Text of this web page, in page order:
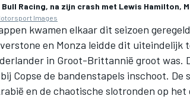
Bull Racing, na zijn crash met Lewis Hamilton,
Images
kwamen elkaar dit seizoen
en Monza leidde dit uiteindelijk
in Groot-Brittannië groot was.
Copse de bandenstapels inschoot.
en de chaotische slotronden op